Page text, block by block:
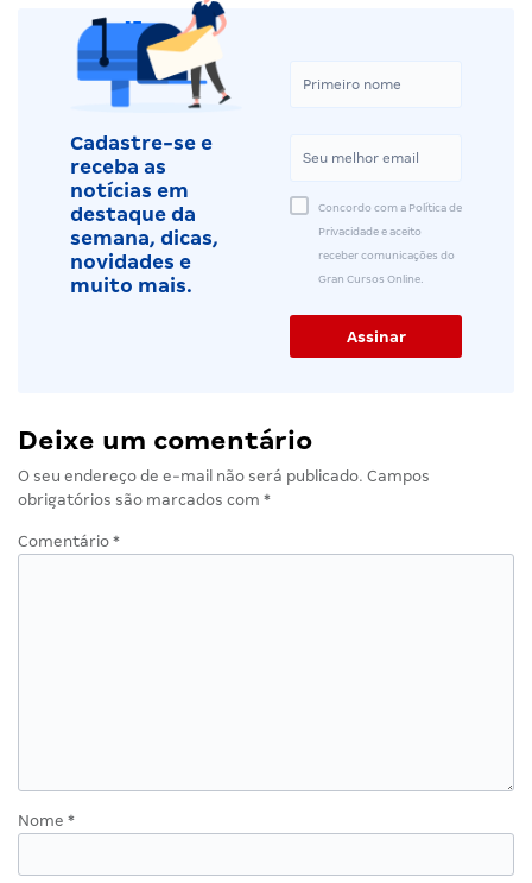
Cadastre-se e
receba as
notícias em
destaque da
semana, dicas,
novidades e
muito mais.
Concordo com a Política de
Privacidade e aceito
receber comunicações do
Gran Cursos Online.
Deixe um comentário
O seu endereço de e-mail não será publicado. Campos
obrigatórios são marcados com *
Comentário *
Nome *